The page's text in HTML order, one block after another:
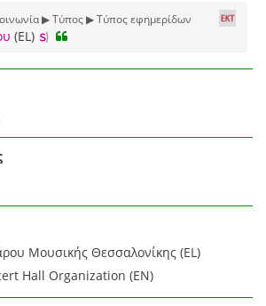
▶ Τύπος ▶ Τύπος εφημερίδων
(EL)
Μουσικής Θεσσαλονίκης (EL)
Hall Organization (EN)